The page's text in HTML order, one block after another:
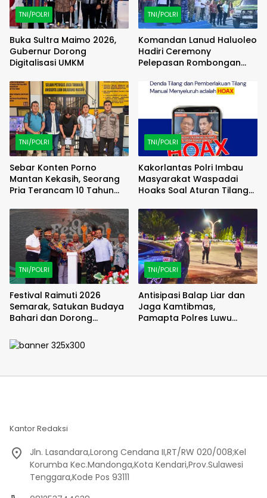
TNI/POLRI
Buka Sultra Maimo 2026,
Gubernur Dorong
Digitalisasi UMKM
TNI/POLRI
Komandan Lanud Haluoleo
Hadiri Ceremony
Pelepasan Rombongan
(FAMTRIP) Overland
TNI/POLRI
Sebar Konten Porno
Mantan Kekasih, Seorang
Pria Terancam 10 Tahun
TNI/POLRI
Kakorlantas Polri Imbau
Masyarakat Waspadai
Hoaks Soal Aturan Tilang
TNI/POLRI
Festival Raimuti 2026
Semarak, Satukan Budaya
Bahari dan Dorong
TNI/POLRI
Antisipasi Balap Liar dan
Jaga Kamtibmas,
Pamapta Polres Luwu
Kantor Redaksi
Jln. Lasandara,Lorong Cendana II,RT/RW 020/008;Kel
Korumba Kec.Mandonga,Kota Kendari,Prov.Sulawesi
Tenggara,Kode Pos 93111